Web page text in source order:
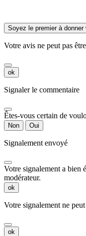
Soyez le premier à donner
Votre avis ne peut pas
ok
Signaler le commentaire
Êtes-vous certain de
Non Oui
Signalement envoyé
Votre signalement a bien
modérateur.
ok
Votre signalement ne
ok